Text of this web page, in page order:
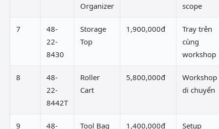
Organizer
scope
7
48-
22-
8430
Storage
Top
1,900,000đ
Tray trên
cùng
workshop
8
48-
22-
8442T
Roller
Cart
5,800,000đ
Workshop
di chuyển
9 48- Tool Bag 1,400,000đ Setup